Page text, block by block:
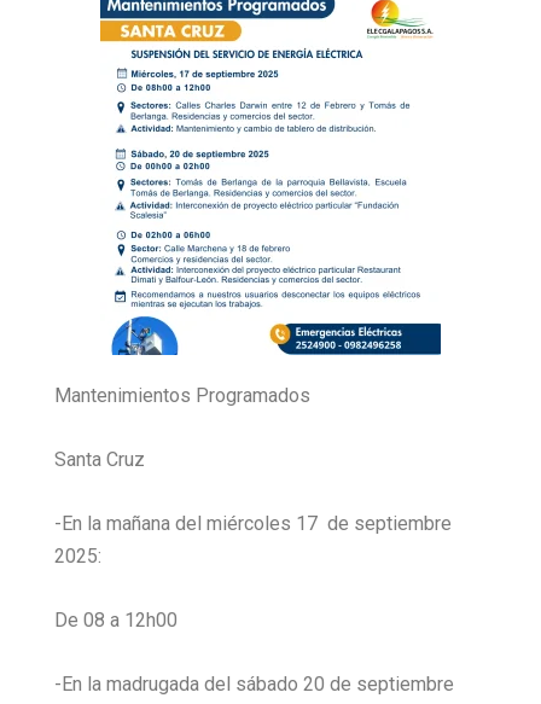
Mantenimientos Programados
Santa Cruz
-En la mañana del miércoles 17 de septiembre
2025:
De 08 a 12h00
-En la madrugada del sábado 20 de septiembre